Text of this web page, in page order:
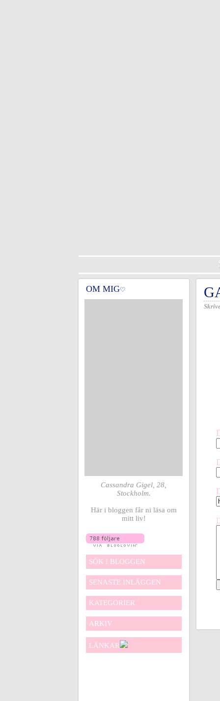
OM MIG♡
Cassandra Gigel, 28,
Stockholm.
Här i bloggen får ni läsa om
mitt liv!
SÖK I BLOGGEN
SENASTE INLÄGGEN
KATEGORIER
ARKIV
LÄNKAR